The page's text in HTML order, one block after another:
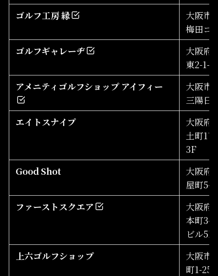
ゴルフ工房 縁
大阪市
梅田ゴ
ゴルフギャレーヂ
大阪府
東2-1-
アメニティゴルフショップ アイフィー
大阪市
三陽日
エイトスナイプ
大阪府
土町1
3F
Good Shot
大阪府
屋町5-4
ファーストスクエア
大阪府
本町3-
ビル5F
上六ゴルフショップ
大阪市
町1-25